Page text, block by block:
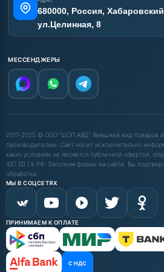
680000, Россия,
ул.Целинная, 8
МЕССЕНДЖЕРЫ
2017-2025 © ООО "ШОП АВД". Внешний вид товаров и
производителем. Сайт носит исключительно
каких условиях не является публичной офертой,
437 (2) ГК РФ. Заполняя формы на сайте, Вы
обработки.
МЫ В СОЦСЕТЯХ
ПРИНИМАЕМ К ОПЛАТЕ
С НДС